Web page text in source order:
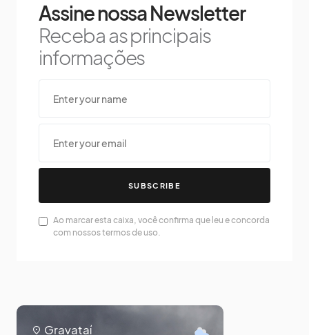
Assine nossa Newsletter
Receba as principais
informações
SUBSCRIBE
Ao marcar esta caixa, você confirma que leu e concorda
com nossos termos de uso.
Gravataí